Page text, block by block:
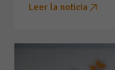
Leer la noticia